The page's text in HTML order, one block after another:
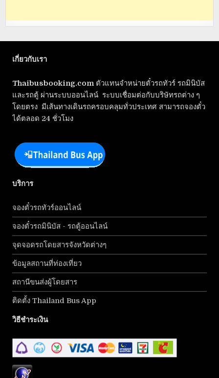
เกี่ยวกับเรา
Thaibusbooking.com ตัวแทนจำหน่ายตั๋วรถทัวร์ รถมินิบัส
และรถตู้ ผ่านระบบออนไลน์ ระบบเชื่อมต่อกับบริษัทรถต่าง ๆ
โดยตรง มีเส้นทางเดินรถครอบคลุมทั่วประเทศ สามารถจองตั๋ว
ได้ตลอด 24 ชั่วโมง
บริการ
จองตั๋วรถทัวร์ออนไลน์
จองตั๋วรถมินิบัส - รถตู้ออนไลน์
จุดจอดรถโดยสารจังหวัดต่างๆ
ข้อมูลสถานที่ท่องเที่ยว
สถานีขนส่งผู้โดยสาร
ติดตั้ง Thailand Bus App
วิธีชำระเงิน